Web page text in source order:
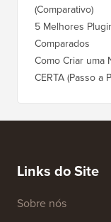
(Comparativo)
5 Melhores
Comparados
Como Criar uma
CERTA (Passo a
Links do Site
Sobre nós